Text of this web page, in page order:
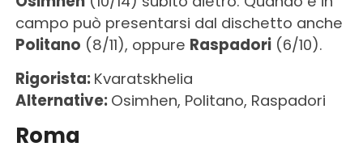
campo può presentarsi dal dischetto anche
Politano (8/11), oppure Raspadori(6/10).
Rigorista: Kvaratskhelia
Alternative: Osimhen, Politano, Raspadori
Roma